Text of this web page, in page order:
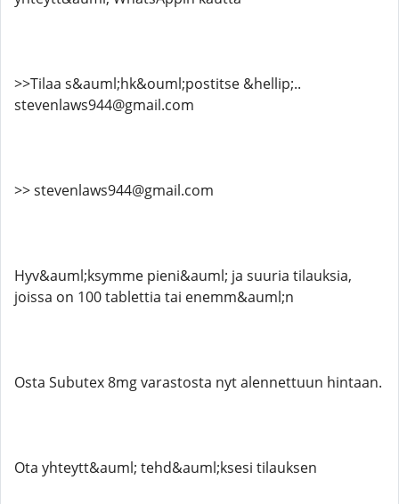
>>Tilaa s&auml;hk&ouml;postitse &hellip;..
stevenlaws944@gmail.com
>> stevenlaws944@gmail.com
Hyv&auml;ksymme pieni&auml; ja suuria tilauksia,
joissa on 100 tablettia tai enemm&auml;n
Osta Subutex 8mg varastosta nyt alennettuun hintaan.
Ota yhteytt&auml; tehd&auml;ksesi tilauksen